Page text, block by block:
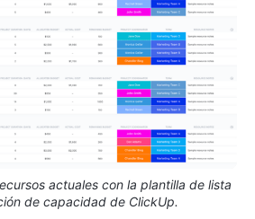
actuales con la plantilla de lista
de capacidad de ClickUp.